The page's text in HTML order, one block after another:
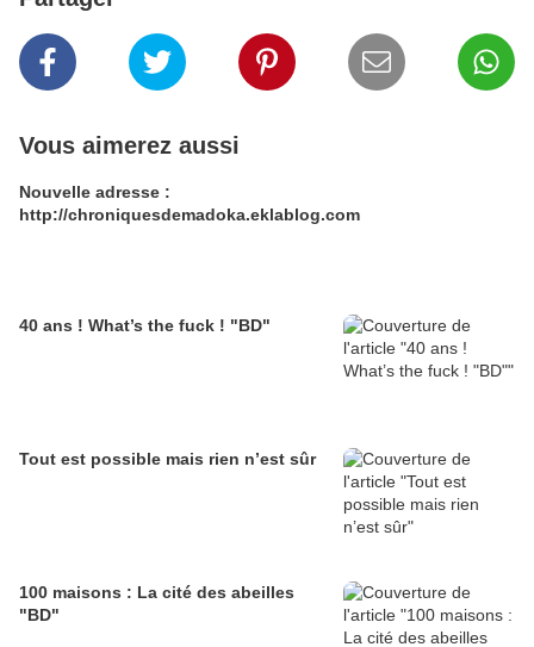
Vous aimerez aussi
Nouvelle adresse :
http://chroniquesdemadoka.eklablog.com
40 ans ! What’s the fuck ! "BD"
Tout est possible mais rien n’est sûr
100 maisons : La cité des abeilles
"BD"